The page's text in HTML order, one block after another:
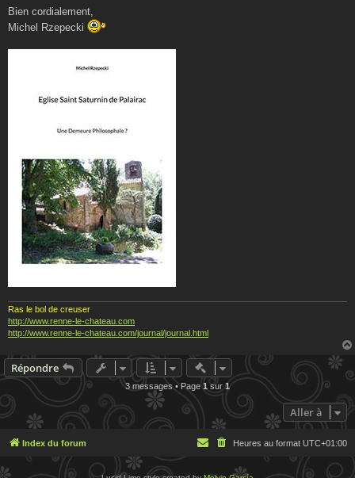
Bien cordialement,
Michel Rzepecki
Ras le bol de creuser
http://www.renne-le-chateau.com
http://www.renne-le-chateau.com/journal/journal.html
Répondre Actions rapides de
3 messages • Page 1 sur1
Aller à
Index du forum Heures au format UTC+01:00